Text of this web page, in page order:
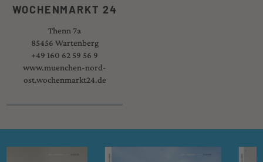
WOCHENMARKT 24
Thenn 7a
85456 Wartenberg
+49 160 62 59 56 9
www.muenchen-nord-
ost.wochenmarkt24.de